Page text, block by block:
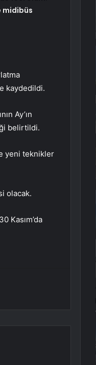
midibüs
kaydedildi.
Ay’ın
belirtildi.
yeni teknikler
olacak.
Kasım’da